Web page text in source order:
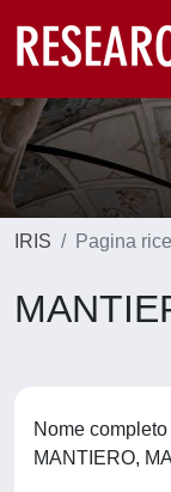
IRIS Pagina
Nome completo
MANTIERO,